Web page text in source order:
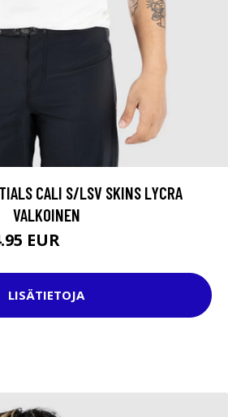
CALI S/LSV SKINS LYCRA
VALKOINEN
EUR
LISÄTIETOJA